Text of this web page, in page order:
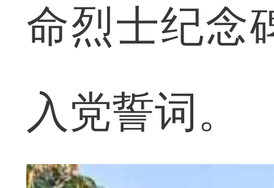
命烈士纪念
入党誓词。